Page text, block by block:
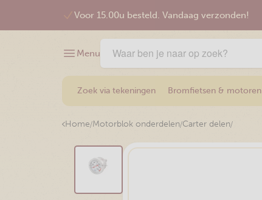
Voor 15.00u besteld. Vandaag verzonden!
Menu
Zoek via tekeningen Bromfietsen & motoren
Home/Motorblok onderdelen/Carter delen/